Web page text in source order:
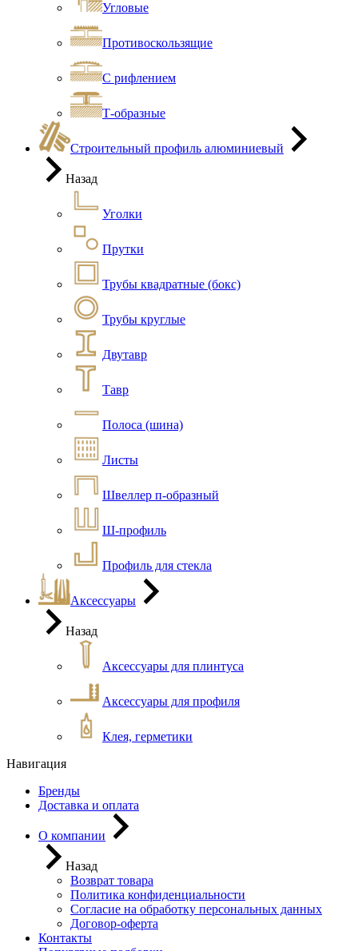
Угловые
Противоскользящие
С рифлением
Т-образные
Строительный профиль алюминиевый
Назад
Уголки
Прутки
Трубы квадратные (бокс)
Трубы круглые
Двутавр
Тавр
Полоса (шина)
Листы
Швеллер п-образный
Ш-профиль
Профиль для стекла
Аксессуары
Назад
Аксессуары для плинтуса
Аксессуары для профиля
Клея, герметики
Навигация
Бренды
Доставка и оплата
О компании
Назад
Возврат товара
Политика конфиденциальности
Согласие на обработку персональных данных
Договор-оферта
Контакты